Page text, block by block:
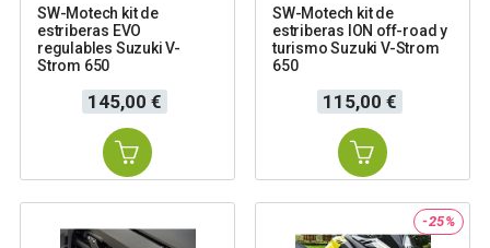
SW-Motech kit de
estriberas EVO
regulables Suzuki V-
Strom 650
Precio
145,00 €
SW-Motech kit de
estriberas ION off-road y
turismo Suzuki V-Strom
650
Precio
115,00 €
-25%